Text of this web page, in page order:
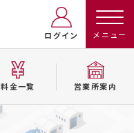
ログイン
料⾦⼀覧 営業所案内